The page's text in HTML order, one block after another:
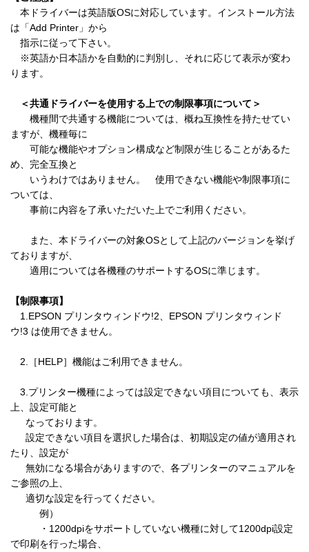
本ドライバーは英語版OSに対応しています。インストール方法
は「Add Printer」から
指示に従って下さい。
※英語か日本語かを自動的に判別し、それに応じて表示が変わ
ります。
＜共通ドライバーを使用する上での制限事項について＞
機種間で共通する機能については、概ね互換性を持たせてい
ますが、機種毎に
可能な機能やオプション構成など制限が生じることがあるた
め、完全互換と
いうわけではありません。　使用できない機能や制限事項に
ついては、
事前に内容を了承いただいた上でご利用ください。
また、本ドライバーの対象OSとして上記のバージョンを挙げ
ておりますが、
適用については各機種のサポートするOSに準じます。
【制限事項】
1.EPSON プリンタウィンドウ!2、EPSON プリンタウィンド
ウ!3 は使用できません。
2.［HELP］機能はご利用できません。
3.プリンター機種によっては設定できない項目についても、表示
上、設定可能と
なっております。
設定できない項目を選択した場合は、初期設定の値が適用され
たり、設定が
無効になる場合がありますので、各プリンターのマニュアルを
ご参照の上、
適切な設定を行ってください。
例）
・1200dpiをサポートしていない機種に対して1200dpi設定
で印刷を行った場合、